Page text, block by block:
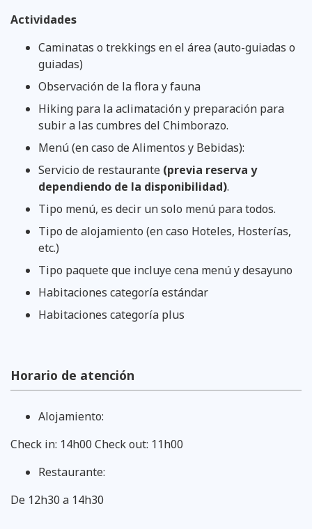
Actividades
Caminatas o trekkings en el área (auto-guiadas o
guiadas)
Observación de la flora y fauna
Hiking para la aclimatación y preparación para
subir a las cumbres del Chimborazo.
Menú (en caso de Alimentos y Bebidas):
Servicio de restaurante (previa reserva y
dependiendo de la disponibilidad).
Tipo menú, es decir un solo menú para todos.
Tipo de alojamiento (en caso Hoteles, Hosterías,
etc.)
Tipo paquete que incluye cena menú y desayuno
Habitaciones categoría estándar
Habitaciones categoría plus
Horario de atención
Alojamiento:
Check in: 14h00 Check out: 11h00
Restaurante:
De 12h30 a 14h30